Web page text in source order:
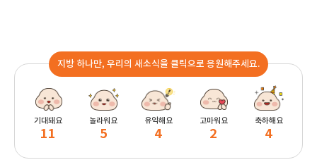
지방 하나만, 우리의 새소식을 클릭으로 응원해주세요.
기대돼요
11
놀라워요
5
유익해요
4
고마워요
2
축하해요
4